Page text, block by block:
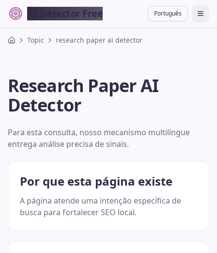
AI Detector Free Português 切换
Topic research paper ai detector
Research Paper AI
Detector
Para esta consulta, nosso mecanismo multilíngue
entrega análise precisa de sinais.
Por que esta página existe
A página atende uma intenção específica de
busca para fortalecer SEO local.